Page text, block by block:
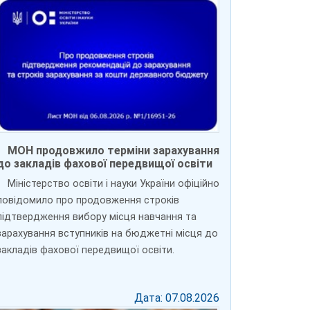
МОН продовжило терміни зарахування
закладів фахової передвищої освіти
Міністерство освіти і науки України офіційно
про продовження строків
вибору місця навчання та
вступників на бюджетні місця до
фахової передвищої освіти.
Дата: 07.08.2026